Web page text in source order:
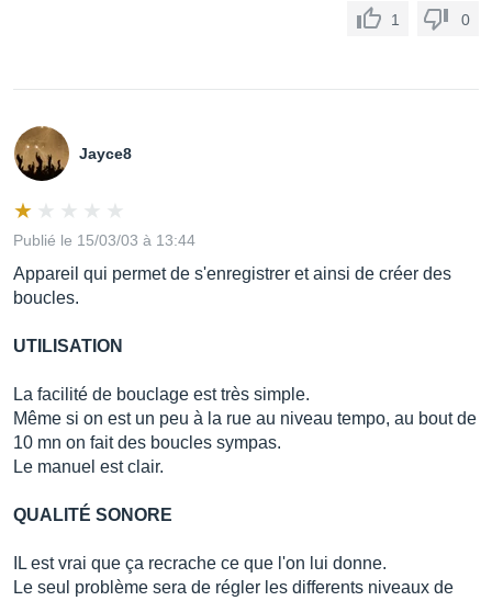
1 0
Jayce8
Publié le 15/03/03 à 13:44
Appareil qui permet de s'enregistrer et ainsi de créer des
boucles.
UTILISATION
La facilité de bouclage est très simple.
Même si on est un peu à la rue au niveau tempo, au bout de
10 mn on fait des boucles sympas.
Le manuel est clair.
QUALITÉ SONORE
IL est vrai que ça recrache ce que l'on lui donne.
Le seul problème sera de régler les differents niveaux de